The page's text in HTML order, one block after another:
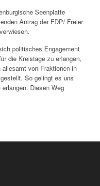
Seenplatte
Antrag der FDP/ Freier
politisches Engagement
die Kreistage zu erlangen,
von Fraktionen in
So gelingt es uns
Diesen Weg